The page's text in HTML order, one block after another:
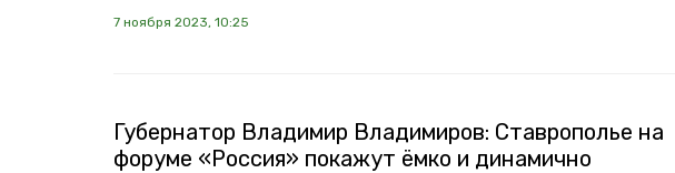
7 ноября 2023, 10:25
Губернатор Владимир Владимиров: Ставрополье на
форуме «Россия» покажут ёмко и динамично